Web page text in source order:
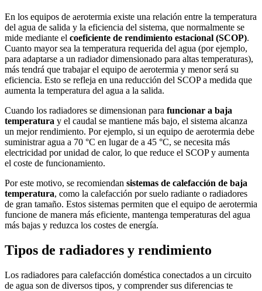
En los equipos de aerotermia existe una relación entre la temperatura
del agua de salida y la eficiencia del sistema, que normalmente se
mide mediante el coeficiente de rendimiento estacional (SCOP).
Cuanto mayor sea la temperatura requerida del agua (por ejemplo,
para adaptarse a un radiador dimensionado para altas temperaturas),
más tendrá que trabajar el equipo de aerotermia y menor será su
eficiencia. Esto se refleja en una reducción del SCOP a medida que
aumenta la temperatura del agua a la salida.
Cuando los radiadores se dimensionan para funcionar a baja
temperatura y el caudal se mantiene más bajo, el sistema alcanza
un mejor rendimiento. Por ejemplo, si un equipo de aerotermia debe
suministrar agua a 70 °C en lugar de a 45 °C, se necesita más
electricidad por unidad de calor, lo que reduce el SCOP y aumenta
el coste de funcionamiento.
Por este motivo, se recomiendan sistemas de calefacción de baja
temperatura, como la calefacción por suelo radiante o radiadores
de gran tamaño. Estos sistemas permiten que el equipo de aerotermia
funcione de manera más eficiente, mantenga temperaturas del agua
más bajas y reduzca los costes de energía.
Tipos de radiadores y rendimiento
Los radiadores para calefacción doméstica conectados a un circuito
de agua son de diversos tipos, y comprender sus diferencias te